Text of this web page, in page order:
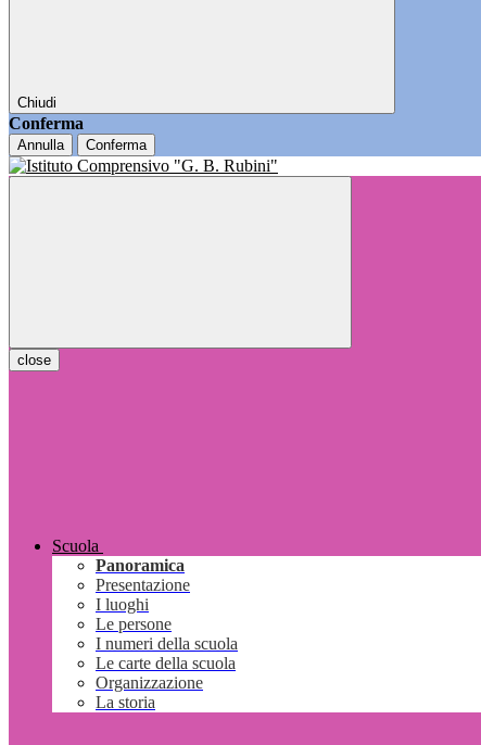
Chiudi
Conferma
Annulla Conferma
close
Scuola
Panoramica
Presentazione
I luoghi
Le persone
I numeri della scuola
Le carte della scuola
Organizzazione
La storia